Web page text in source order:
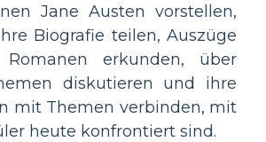
Jane Austen vorstellen,
Biografie teilen, Auszüge
erkunden, über
diskutieren und ihre
mit Themen verbinden, mit
heute konfrontiert sind.